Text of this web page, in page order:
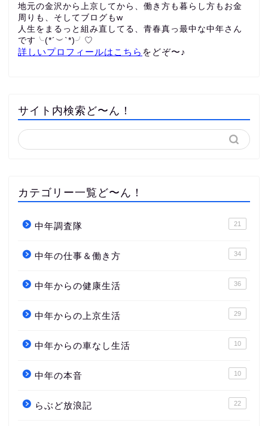
地元の金沢から上京してから、働き方も暮らし方もお金
周りも、 そしてブログもw
人生をまるっと組み直してる、青春真っ最中な中年さん
です╰(*´︶`*)╯♡
詳しいプロフィールはこちら をどぞ〜♪
サイト内検索ど〜ん！
カテゴリー一覧ど〜ん！
中年調査隊 21
中年の仕事＆働き方 34
中年からの健康生活 36
中年からの上京生活 29
中年からの車なし生活 10
中年の本音 10
らぶど放浪記 22